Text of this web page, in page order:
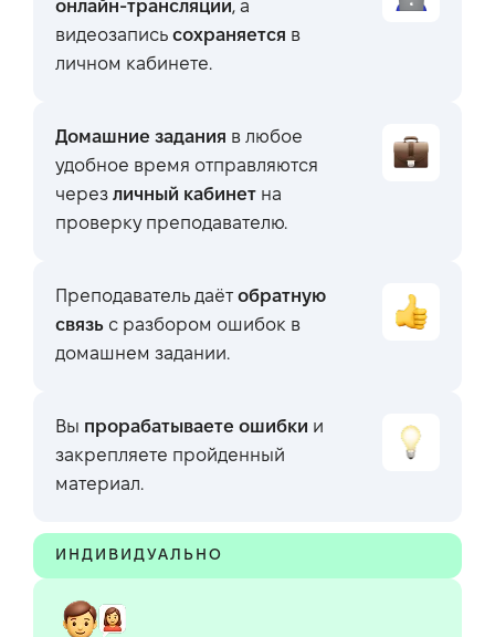
онлайн-трансляции, а
видеозапись сохраняется в
личном кабинете.
Домашние задания в любое
удобное время отправляются
через личный кабинет на
проверку преподавателю.
Преподаватель даёт обратную
связь с разбором ошибок в
домашнем задании.
Вы прорабатываете ошибки и
закрепляете пройденный
материал.
ИНДИВИДУАЛЬНО